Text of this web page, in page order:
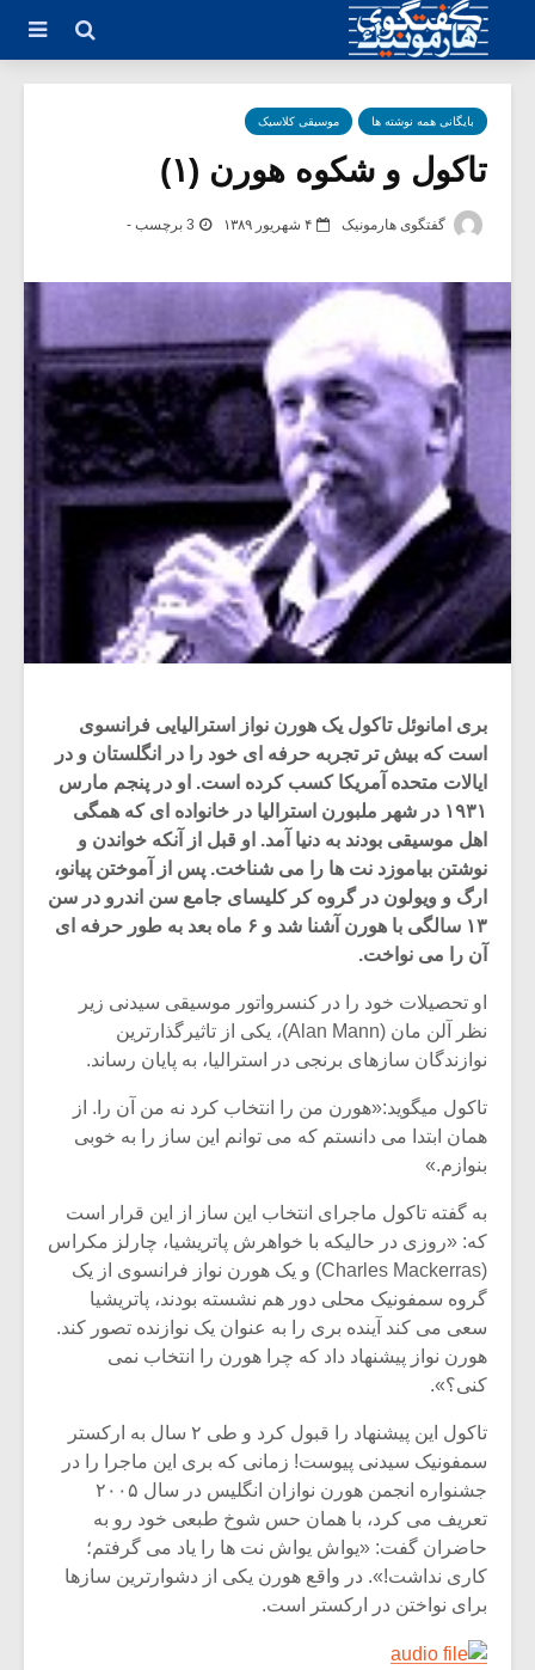
بایگانی همه نوشته ها موسیقی کلاسیک
تاکول و شکوه هورن (۱)
گفتگوی هارمونیک ۴ شهریور ۱۳۸۹ 3 برچسب -
بری امانوئل تاکول یک هورن نواز استرالیایی فرانسوی
است که بیش تر تجربه حرفه ای خود را در انگلستان و در
ایالات متحده آمریکا کسب کرده است. او در پنجم مارس
۱۹۳۱ در شهر ملبورن استرالیا در خانواده ای که همگی
اهل موسیقی بودند به دنیا آمد. او قبل از آنکه خواندن و
نوشتن بیاموزد نت ها را می شناخت. پس از آموختن پیانو،
ارگ و ویولون در گروه کر کلیسای جامع سن اندرو در سن
۱۳ سالگی با هورن آشنا شد و ۶ ماه بعد به طور حرفه ای
آن را می نواخت.
او تحصیلات خود را در کنسرواتور موسیقی سیدنی زیر
نظر آلن مان (Alan Mann)، یکی از تاثیرگذارترین
نوازندگان سازهای برنجی در استرالیا، به پایان رساند.
تاکول میگوید:«هورن من را انتخاب کرد نه من آن را. از
همان ابتدا می دانستم که می توانم این ساز را به خوبی
بنوازم.»
به گفته تاکول ماجرای انتخاب این ساز از این قرار است
که: «روزی در حالیکه با خواهرش پاتریشیا، چارلز مکراس
(Charles Mackerras) و یک هورن نواز فرانسوی از یک
گروه سمفونیک محلی دور هم نشسته بودند، پاتریشیا
سعی می کند آینده بری را به عنوان یک نوازنده تصور کند.
هورن نواز پیشنهاد داد که چرا هورن را انتخاب نمی
کنی؟».
تاکول این پیشنهاد را قبول کرد و طی ۲ سال به ارکستر
سمفونیک سیدنی پیوست! زمانی که بری این ماجرا را در
جشنواره انجمن هورن نوازان انگلیس در سال ۲۰۰۵
تعریف می کرد، با همان حس شوخ طبعی خود رو به
حاضران گفت: «یواش یواش نت ها را یاد می گرفتم؛
کاری نداشت!». در واقع هورن یکی از دشوارترین سازها
برای نواختن در ارکستر است.
میکلوش روژا
یادداشتی بر موسیقی
متن فیلم «متری
شیش و نیم»
موریس ژار
موسیقی